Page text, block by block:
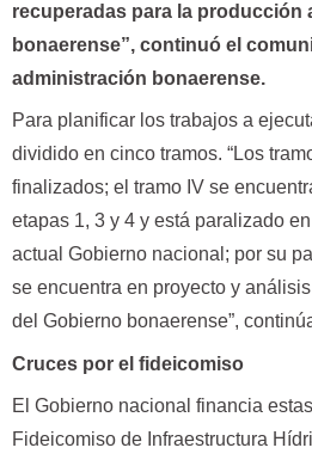
recuperadas para la producción
bonaerense”, continuó el
administración bonaerense.
Para planificar los trabajos a
dividido en cinco tramos. “Los
finalizados; el tramo IV se
etapas 1, 3 y 4 y está paralizado
actual Gobierno nacional; por su
se encuentra en proyecto y
del Gobierno bonaerense”,
Cruces por el fideicomiso
El Gobierno nacional financia
Fideicomiso de Infraestructura